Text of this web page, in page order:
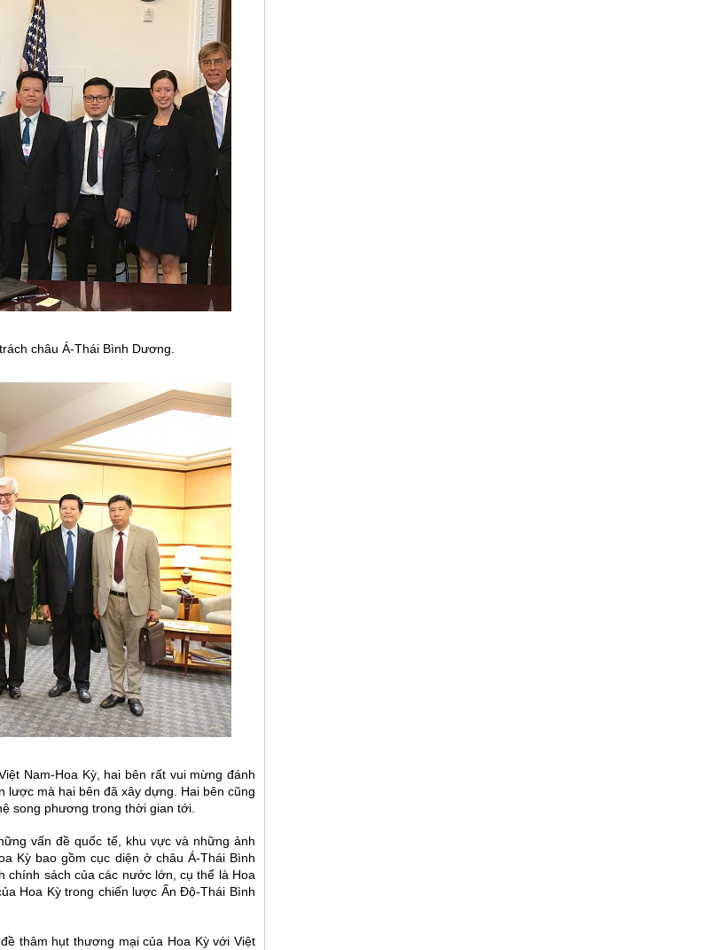
châu Á-Thái Bình Dương.
Nam-Hoa Kỳ, hai bên rất vui mừng đánh
lược mà hai bên đã xây dựng. Hai bên cũng
song phương trong thời gian tới.
vấn đề quốc tế, khu vực và những ảnh
Kỳ bao gồm cục diện ở châu Á-Thái Bình
chính sách của các nước lớn, cụ thể là Hoa
Hoa Kỳ trong chiến lược Ấn Độ-Thái Bình
thâm hụt thương mại của Hoa Kỳ với Việt